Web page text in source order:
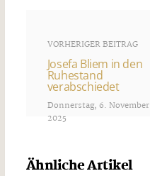
VORHERIGER BEITRAG
Josefa Bliem in den
Ruhestand
verabschiedet
Donnerstag, 6. November
2025
Ähnliche Artikel